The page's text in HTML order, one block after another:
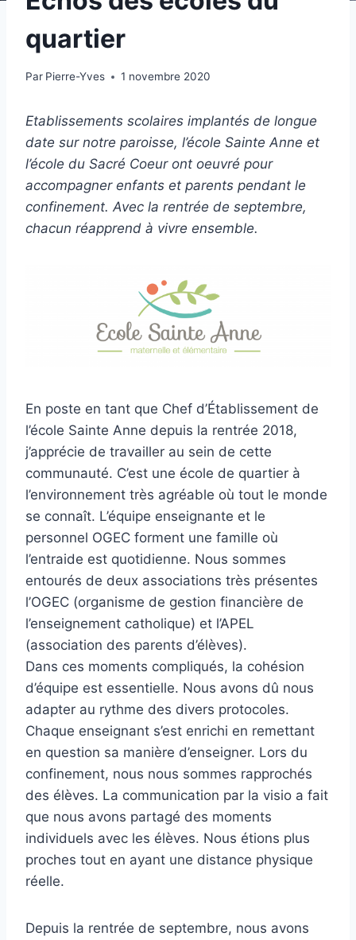
quartier
Par Pierre-Yves 1 novembre 2020
Etablissements scolaires implantés de longue
date sur notre paroisse, l’école Sainte Anne et
l’école du Sacré Coeur ont oeuvré pour
accompagner enfants et parents pendant le
confinement. Avec la rentrée de septembre,
chacun réapprend à vivre ensemble.
En poste en tant que Chef d’Établissement de
l’école Sainte Anne depuis la rentrée 2018,
j’apprécie de travailler au sein de cette
communauté. C’est une école de quartier à
l’environnement très agréable où tout le monde
se connaît. L’équipe enseignante et le
personnel OGEC forment une famille où
l’entraide est quotidienne. Nous sommes
entourés de deux associations très présentes
l’OGEC (organisme de gestion financière de
l’enseignement catholique) et l’APEL
(association des parents d’élèves).
Dans ces moments compliqués, la cohésion
d’équipe est essentielle. Nous avons dû nous
adapter au rythme des divers protocoles.
Chaque enseignant s’est enrichi en remettant
en question sa manière d’enseigner. Lors du
confinement, nous nous sommes rapprochés
des élèves. La communication par la visio a fait
que nous avons partagé des moments
individuels avec les élèves. Nous étions plus
proches tout en ayant une distance physique
réelle.
Depuis la rentrée de septembre, nous avons